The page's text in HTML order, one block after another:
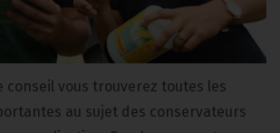
conseil vous trouverez toutes les
au sujet des conservateurs